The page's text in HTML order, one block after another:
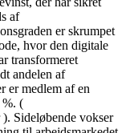
af
er skrumpet
hvor den digitale
transformeret
andelen af
er medlem af en
%. (
Sideløbende vokser